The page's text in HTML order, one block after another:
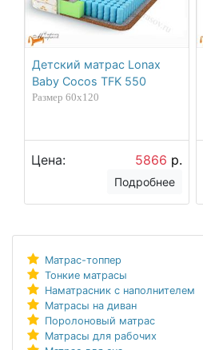
Детский матрас Lonax
Baby Cocos TFK 550
Размер 60х120
Цена: 5866 р.
Подробнее
Матрас-топпер
Тонкие матрасы
Наматрасник с наполнителем
Матрасы на диван
Поролоновый матрас
Матрасы для рабочих